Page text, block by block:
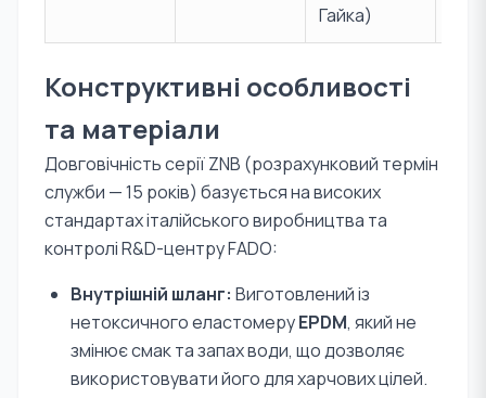
Гайка)
Конструктивні особливості
та матеріали
Довговічність серії ZNB (розрахунковий термін
служби — 15 років) базується на високих
стандартах італійського виробництва та
контролі R&D-центру FADO:
Внутрішній шланг: Виготовлений із
нетоксичного еластомеруEPDM, який не
змінює смак та запах води, що дозволяє
використовувати його для харчових цілей.